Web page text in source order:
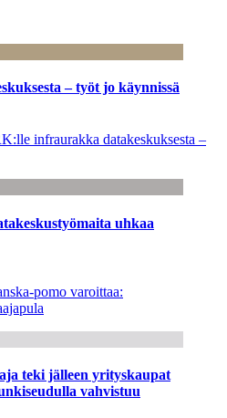
– työt jo käynnissä
infraurakka datakeskuksesta –
uhkaa
pomo varoittaa:
teki jälleen yrityskaupat
vahvistuu